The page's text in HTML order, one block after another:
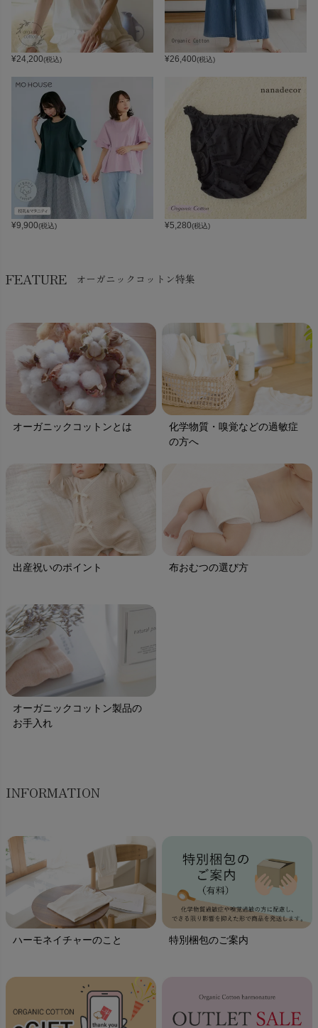
¥24,200(税込) ¥26,400(税込)
¥9,900(税込) ¥5,280(税込)
FEATURE オーガニックコットン特集
オーガニックコットンとは
化学物質・嗅覚などの過敏症
の方へ
出産祝いのポイント 布おむつの選び方
オーガニックコットン製品の
お手入れ
INFORMATION
ハーモネイチャーのこと 特別梱包のご案内